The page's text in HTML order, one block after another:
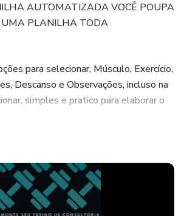
AUTOMATIZADA VOCÊ POUPA
PLANILHA TODA
para selecionar, Músculo, Exercício,
Descanso e Observações, incluso na
simples e pratico para elaborar o
na própria planilha são mais de 200
demostrativo
watch?v=atWuFRx4Klg